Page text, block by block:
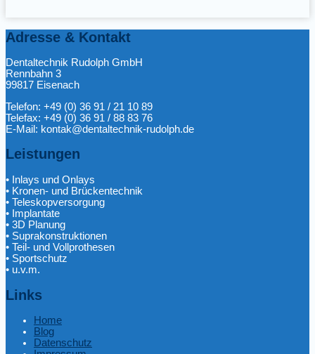
Adresse & Kontakt
Dentaltechnik Rudolph GmbH
Rennbahn 3
99817 Eisenach
Telefon: +49 (0) 36 91 / 21 10 89
Telefax: +49 (0) 36 91 / 88 83 76
E-Mail: kontak@dentaltechnik-rudolph.de
Leistungen
• Inlays und Onlays
• Kronen- und Brückentechnik
• Teleskopversorgung
• Implantate
• 3D Planung
• Suprakonstruktionen
• Teil- und Vollprothesen
• Sportschutz
• u.v.m.
Links
Home
Blog
Datenschutz